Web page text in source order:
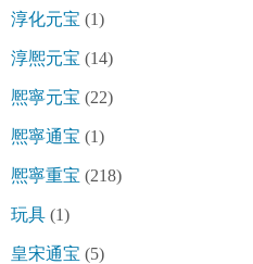
淳化元宝 (1)
淳熈元宝 (14)
熈寧元宝 (22)
熈寧通宝 (1)
熈寧重宝 (218)
玩具 (1)
皇宋通宝 (5)